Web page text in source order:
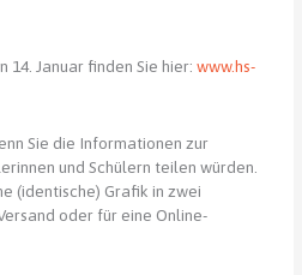
14. Januar finden Sie hier:www.hs-
Sie die Informationen zur
und Schülern teilen würden.
(identische) Grafik in zwei
oder für eine Online-